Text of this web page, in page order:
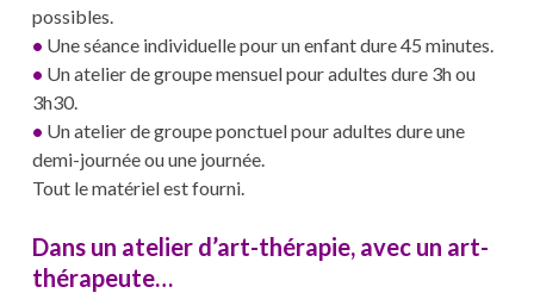
possibles.
• Une séance individuelle pour un enfant dure 45 minutes.
• Un atelier de groupe mensuel pour adultes dure 3h ou
3h30.
• Un atelier de groupe ponctuel pour adultes dure une
demi-journée ou une journée.
Tout le matériel est fourni.
Dans un atelier d’art-thérapie, avec un art-
thérapeute…